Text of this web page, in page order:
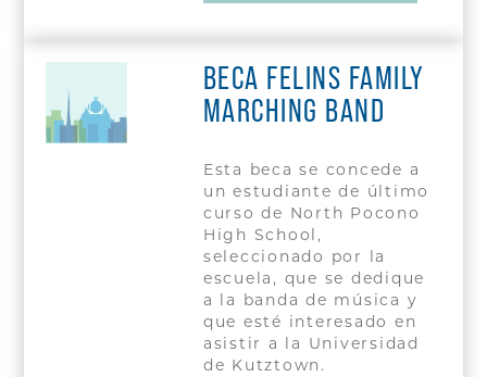
BECA FELINS FAMILY
MARCHING BAND
Esta beca se concede a
un estudiante de último
curso de North Pocono
High School,
seleccionado por la
escuela, que se dedique
a la banda de música y
que esté interesado en
asistir a la Universidad
de Kutztown.